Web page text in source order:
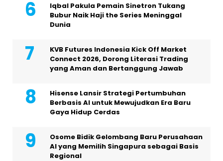
Iqbal Pakula Pemain Sinetron Tukang
Bubur Naik Haji the Series Meninggal
Dunia
KVB Futures Indonesia Kick Off Market
Connect 2026, Dorong Literasi Trading
yang Aman dan Bertanggung Jawab
Hisense Lansir Strategi Pertumbuhan
Berbasis AI untuk Mewujudkan Era Baru
Gaya Hidup Cerdas
Osome Bidik Gelombang Baru Perusahaan
AI yang Memilih Singapura sebagai Basis
Regional